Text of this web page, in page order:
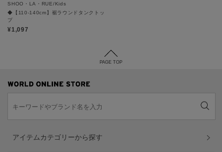
SHOO・LA・RUE/Kids
◆【110-140cm】裾ラウンドタンクトッ
プ
¥1,097
PAGE TOP
アイテムカテゴリーから探す